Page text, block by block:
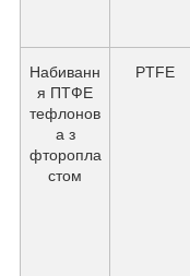
Набиванн
я ПТФЕ
тефлонов
а з
фторопла
стом
PTFE